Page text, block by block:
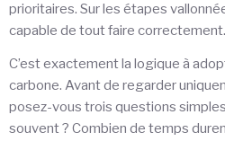
prioritaires. Sur les étapes
capable de tout faire correctement.
C’est exactement la logique à
carbone. Avant de regarder
posez-vous trois questions
souvent ? Combien de temps